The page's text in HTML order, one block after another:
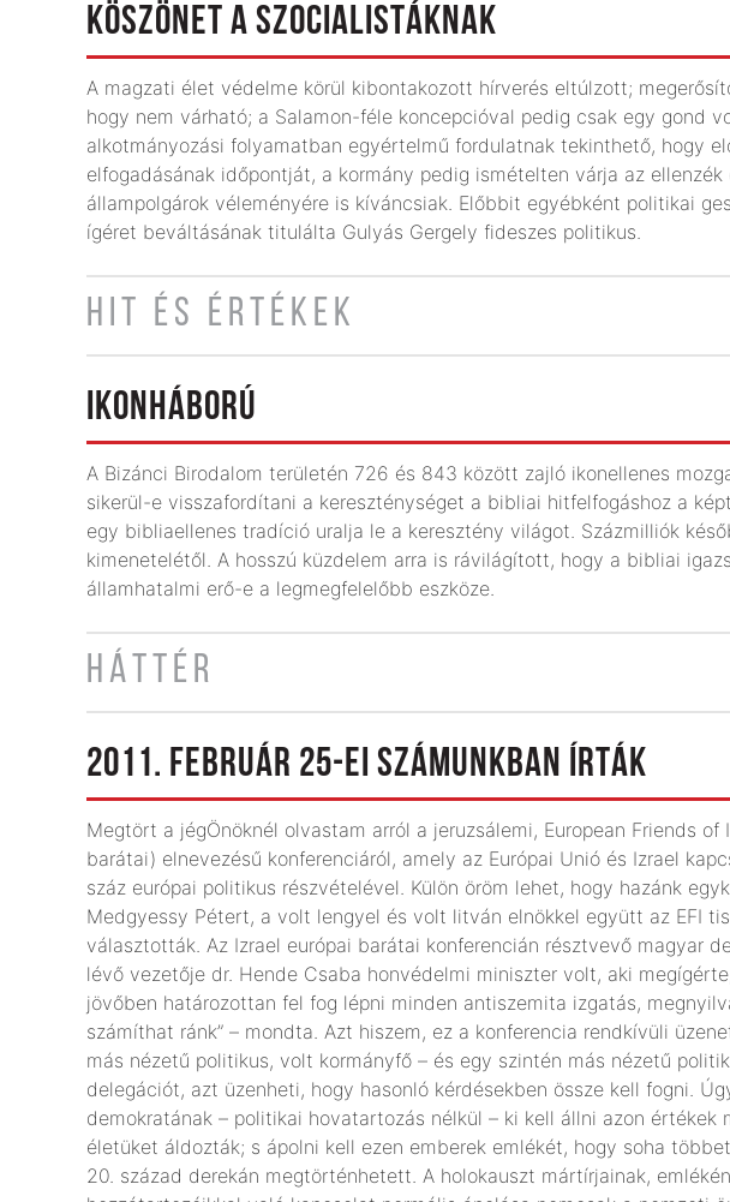
KÖSZÖNET A SZOCIALISTÁKNAK
A magzati élet védelme körül kibontakozott hírverés eltúlzott;
hogy nem várható; a Salamon-féle koncepcióval pedig csak egy gond
alkotmányozási folyamatban egyértelmű fordulatnak tekinthető, hogy
elfogadásának időpontját, a kormány pedig ismételten várja az
állampolgárok véleményére is kíváncsiak. Előbbit egyébként politikai
ígéret beváltásának titulálta Gulyás Gergely fideszes politikus.
HIT ÉS ÉRTÉKEK
IKONHÁBORÚ
A Bizánci Birodalom területén 726 és 843 között zajló ikonellenes
sikerül-e visszafordítani a kereszténységet a bibliai hitfelfogáshoz a
egy bibliaellenes tradíció uralja le a keresztény világot. Százmilliók
kimenetelétől. A hosszú küzdelem arra is rávilágított, hogy a bibliai
államhatalmi erő-e a legmegfelelőbb eszköze.
HÁTTÉR
2011. FEBRUÁR 25-EI SZÁMUNKBAN ÍRTÁK
Megtört a jégÖnöknél olvastam arról a jeruzsálemi, European Friends of
barátai) elnevezésű konferenciáról, amely az Európai Unió és Izrael
száz európai politikus részvételével. Külön öröm lehet, hogy hazánk
Medgyessy Pétert, a volt lengyel és volt litván elnökkel együtt az EFI
választották. Az Izrael európai barátai konferencián résztvevő magyar
lévő vezetője dr. Hende Csaba honvédelmi miniszter volt, aki
jövőben határozottan fel fog lépni minden antiszemita izgatás,
számíthat ránk” – mondta. Azt hiszem, ez a konferencia rendkívüli
más nézetű politikus, volt kormányfő – és egy szintén más nézetű
delegációt, azt üzenheti, hogy hasonló kérdésekben össze kell fogni.
demokratának – politikai hovatartozás nélkül – ki kell állni azon értékek
életüket áldozták; s ápolni kell ezen emberek emlékét, hogy soha
20. század derekán megtörténhetett. A holokauszt mártírjainak,